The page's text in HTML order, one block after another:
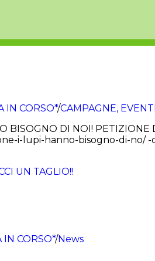
IN CORSO*/CAMPAGNE,
BISOGNO DI NOI!
i-lupi-hanno-bisogno-di-no/ -
IN CORSO*/News